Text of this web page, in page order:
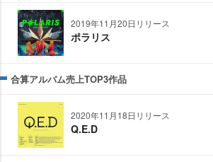
2019年11月20日リリース
ポラリス
合算アルバム売上TOP3作品
2020年11月18日リリース
Q.E.D